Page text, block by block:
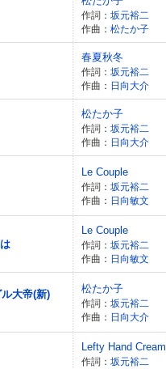
作詞： 坂元裕二
作曲： 松たか子
春夏秋冬
作詞： 坂元裕二
作曲： 日向大介
松たか子
作詞： 坂元裕二
作曲： 日向大介
Le Couple
作詞： 坂元裕二
作曲： 日向敏文
Le Couple
作詞： 坂元裕二
作曲： 日向敏文
大帝(新)
松たか子
作詞： 坂元裕二
作曲： 日向大介
Lefty Hand Cream
作詞： 坂元裕二